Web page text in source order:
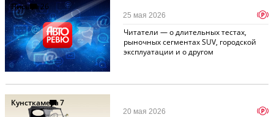
Письма26
Читатели — о длительных тестах,
рыночных сегментах SUV, городской
эксплуатации и о другом
25 мая 2026 p
Кунсткамера7
20 мая 2026 p